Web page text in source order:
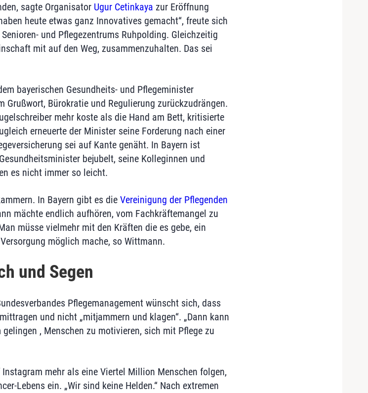
sagte Organisator Ugur Cetinkaya zur Eröffnung
heute etwas ganz Innovatives gemacht“, freute sich
und Pflegezentrums Ruhpolding. Gleichzeitig
mit auf den Weg, zusammenzuhalten. Das sei
bayerischen Gesundheits- und Pflegeminister
Grußwort, Bürokratie und Regulierung zurückzudrängen.
mehr koste als die Hand am Bett, kritisierte
erneuerte der Minister seine Forderung nach einer
sei auf Kante genäht. In Bayern ist
bejubelt, seine Kolleginnen und
es nicht immer so leicht.
In Bayern gibt es die Vereinigung der Pflegenden
mächte endlich aufhören, vom Fachkräftemangel zu
müsse vielmehr mit den Kräften die es gebe, ein
möglich mache, so Wittmann.
und Segen
Pflegemanagement wünscht sich, dass
und nicht „mitjammern und klagen“. „Dann kann
, Menschen zu motivieren, sich mit Pflege zu
Instagram mehr als eine Viertel Million Menschen folgen,
Lebens ein. „Wir sind keine Helden.“ Nach extremen